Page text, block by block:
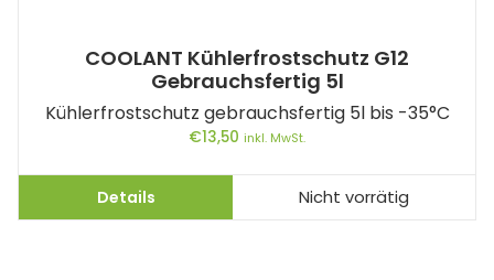
COOLANT Kühlerfrostschutz G12
Gebrauchsfertig 5l
Kühlerfrostschutz gebrauchsfertig 5l bis -35°C
€13,50 inkl. MwSt.
Details Nicht vorrätig